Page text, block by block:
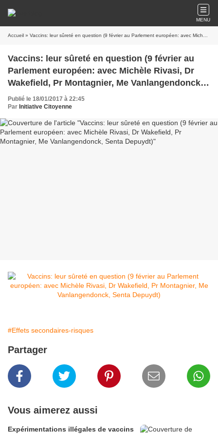
MENU
Accueil » Vaccins: leur sûreté en question (9 février au Parlement européen: avec Michèle Rivasi, Dr Wakefield, Pr Montagnier, Me Vanlangendonck, Senta Depuydt)
Vaccins: leur sûreté en question (9 février au
Parlement européen: avec Michèle Rivasi, Dr
Wakefield, Pr Montagnier, Me Vanlangendonck,
Senta Depuydt)
Publié le 18/01/2017 à 22:45
Par Initiative Citoyenne
#Effets secondaires-risques
Partager
Vous aimerez aussi
Expérimentations illégales de vaccins